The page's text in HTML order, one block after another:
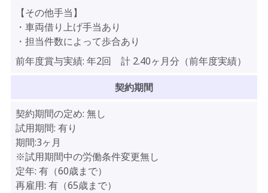
【その他手当】
・車両借り上げ手当あり
・担当件数によって歩合あり
前年度賞与実績: 年2回 計 2.40ヶ月分（前年度実績）
契約期間
契約期間の定め: 無し
試用期間: 有り
期間:3ヶ月
※試用期間中の労働条件変更無し
定年: 有（60歳まで）
再雇用: 有（65歳まで）